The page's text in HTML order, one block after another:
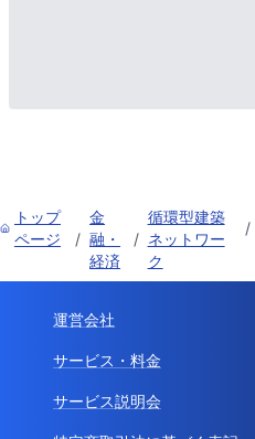
トップ
ページ
/
金
融・
経済
/
循環型建築
ネットワー
ク
/
運営会社
サービス・料金
サービス説明会